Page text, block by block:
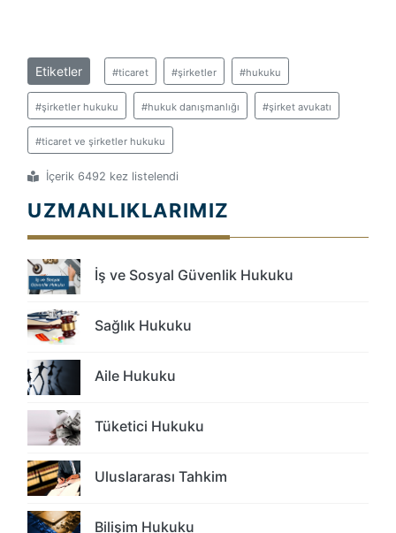
Etiketler #ticaret #şirketler #hukuku
#şirketler hukuku #hukuk danışmanlığı #şirket avukatı
#ticaret ve şirketler hukuku
İçerik 6492 kez listelendi
UZMANLIKLARIMIZ
İş ve Sosyal Güvenlik Hukuku
Sağlık Hukuku
Aile Hukuku
Tüketici Hukuku
Uluslararası Tahkim
Bilişim Hukuku